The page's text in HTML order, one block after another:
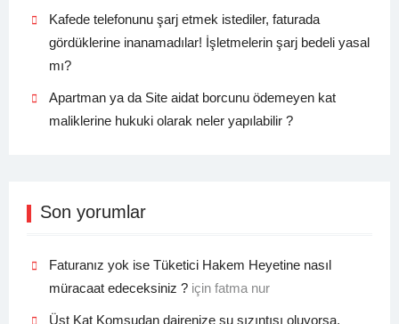
Kafede telefonunu şarj etmek istediler, faturada
gördüklerine inanamadılar! İşletmelerin şarj bedeli yasal
mı?
Apartman ya da Site aidat borcunu ödemeyen kat
maliklerine hukuki olarak neler yapılabilir ?
Son yorumlar
Faturanız yok ise Tüketici Hakem Heyetine nasıl
müracaat edeceksiniz ?için fatma nur
Üst Kat Komşudan dairenize su sızıntısı oluyorsa,